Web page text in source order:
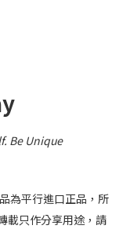
.Be Unique
為平行進口正品，所
載只作分享用途，請